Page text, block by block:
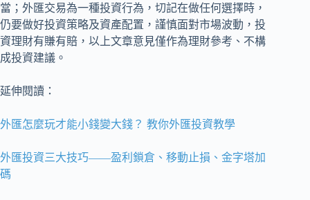
當；外匯交易為一種投資行為，切記在做任何選擇時，
仍要做好投資策略及資產配置，謹慎面對市場波動，投
資理財有賺有賠，以上文章意見僅作為理財參考、不構
成投資建議。
延伸閱讀：
外匯怎麼玩才能小錢變大錢？ 教你外匯投資教學
外匯投資三大技巧——盈利鎖倉、移動止損、金字塔加
碼